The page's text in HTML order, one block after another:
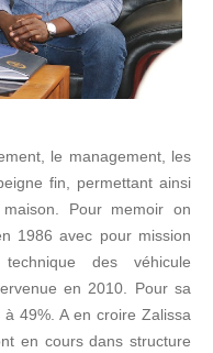
le management, les
fin, permettant ainsi
Pour memoir on
1986 avec pour mission
des véhicule
en 2010. Pour sa
49%. A en croire Zalissa
en cours dans structure